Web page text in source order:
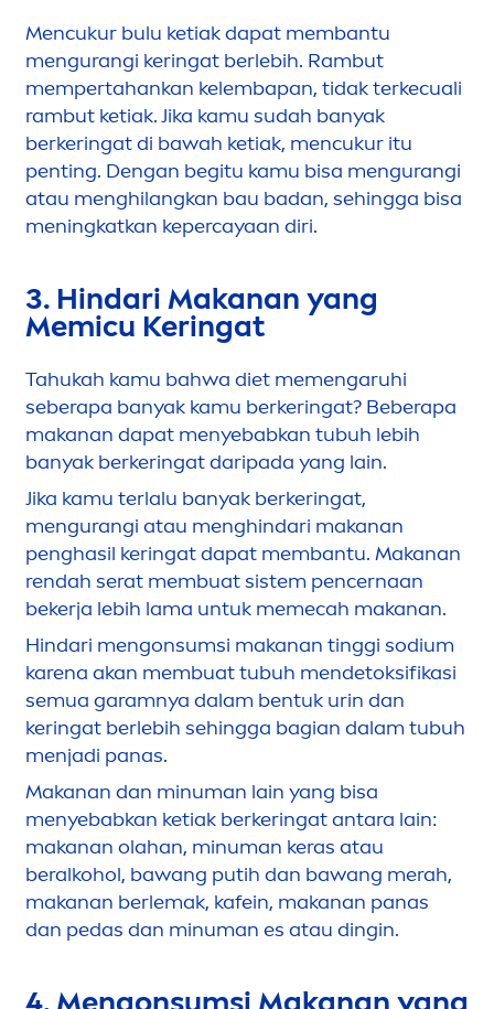
Mencukur bulu ketiak dapat membantu
mengurangi keringat berlebih. Rambut
mempertahankan kelembapan, tidak terkecuali
rambut ketiak. Jika kamu sudah banyak
berkeringat di bawah ketiak, mencukur itu
penting. Dengan begitu kamu bisa mengurangi
atau menghilangkan bau badan, sehingga bisa
meningkatkan kepercayaan diri.
3. Hindari Makanan yang
Memicu Keringat
Tahukah kamu bahwa diet memengaruhi
seberapa banyak kamu berkeringat? Beberapa
makanan dapat menyebabkan tubuh lebih
banyak berkeringat daripada yang lain.
Jika kamu terlalu banyak berkeringat,
mengurangi atau menghindari makanan
penghasil keringat dapat membantu. Makanan
rendah serat membuat sistem pencernaan
bekerja lebih lama untuk memecah makanan.
Hindari mengonsumsi makanan tinggi sodium
karena akan membuat tubuh mendetoksifikasi
semua garamnya dalam bentuk urin dan
keringat berlebih sehingga bagian dalam tubuh
menjadi panas.
Makanan dan minuman lain yang bisa
menyebabkan ketiak berkeringat antara lain:
makanan olahan, minuman keras atau
beralkohol, bawang putih dan bawang merah,
makanan berlemak, kafein, makanan panas
dan pedas dan minuman es atau dingin.